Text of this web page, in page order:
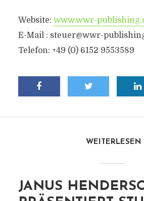
Website: www.wwr-
E-Mail : steuer@wwr-
Telefon: +49 (0) 6152 9553589
WEITERLESEN
JANUS